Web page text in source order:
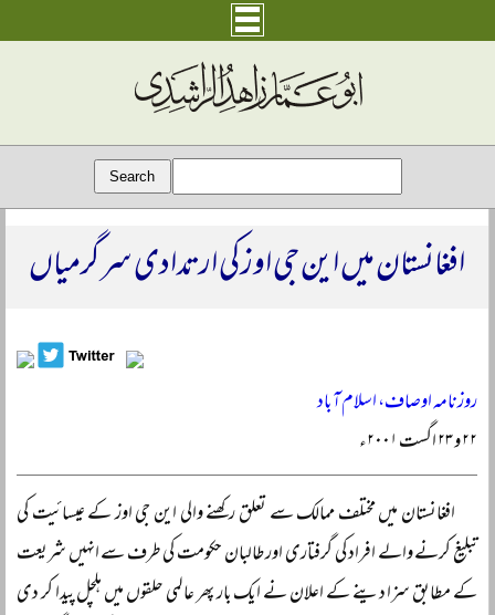
افغانستان میں این جی اوز کی ارتدادی سرگرمیاں
روزنامہ اوصاف، اسلام آباد
۲۲ و ۲۳ اگست ۲۰۰۱ء
افغانستان میں مختلف ممالک سے تعلق رکھنے والی این جی اوز کے عیسائیت کی
تبلیغ کرنے والے افراد کی گرفتاری اور طالبان حکومت کی طرف سے انہیں شریعت
کے مطابق سزا دینے کے اعلان نے ایک بار پھر عالمی حلقوں میں ہلچل پیدا کر دی